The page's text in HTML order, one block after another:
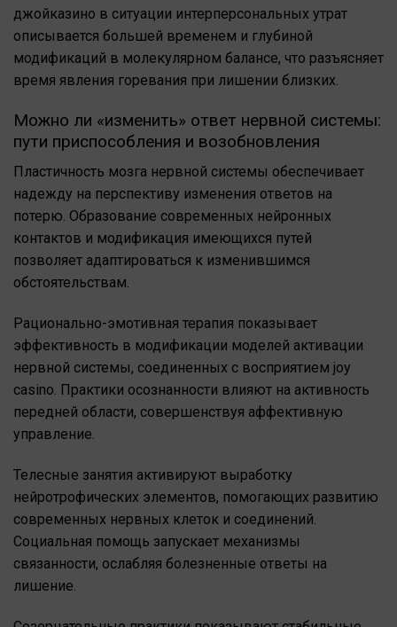
джойказино в ситуации интерперсональных утрат
описывается большей временем и глубиной
модификаций в молекулярном балансе, что разъясняет
время явления горевания при лишении близких.
Можно ли «изменить» ответ нервной системы:
пути приспособления и возобновления
Пластичность мозга нервной системы обеспечивает
надежду на перспективу изменения ответов на
потерю. Образование современных нейронных
контактов и модификация имеющихся путей
позволяет адаптироваться к изменившимся
обстоятельствам.
Рационально-эмотивная терапия показывает
эффективность в модификации моделей активации
нервной системы, соединенных с восприятием joy
casino. Практики осознанности влияют на активность
передней области, совершенствуя аффективную
управление.
Телесные занятия активируют выработку
нейротрофических элементов, помогающих развитию
современных нервных клеток и соединений.
Социальная помощь запускает механизмы
связанности, ослабляя болезненные ответы на
лишение.